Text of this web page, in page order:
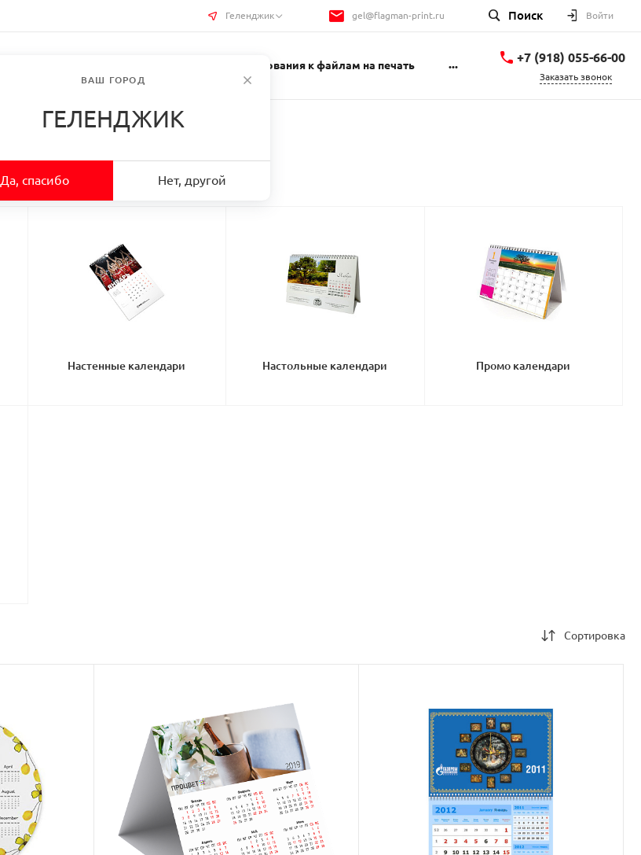
Геленджик gel@flagman-print.ru Поиск Войти
Требования к файлам на печать ... +7 (918) 055-66-00
Заказать звонок
Настенные календари Настольные календари Промо календари
Сортировка
ВАШ ГОРОД
ГЕЛЕНДЖИК
Да, спасибо Нет, другой